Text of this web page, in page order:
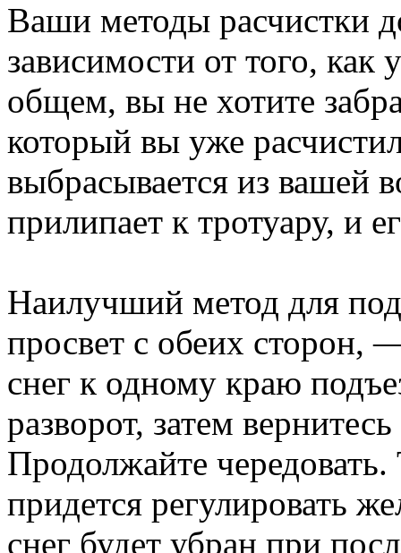
Ваши методы расчистки
зависимости от того, как
общем, вы не хотите
который вы уже
выбрасывается из вашей
прилипает к тротуару, и
Наилучший метод для
просвет с обеих сторон,
снег к одному краю
разворот, затем
Продолжайте
придется регулировать
снег будет убран при